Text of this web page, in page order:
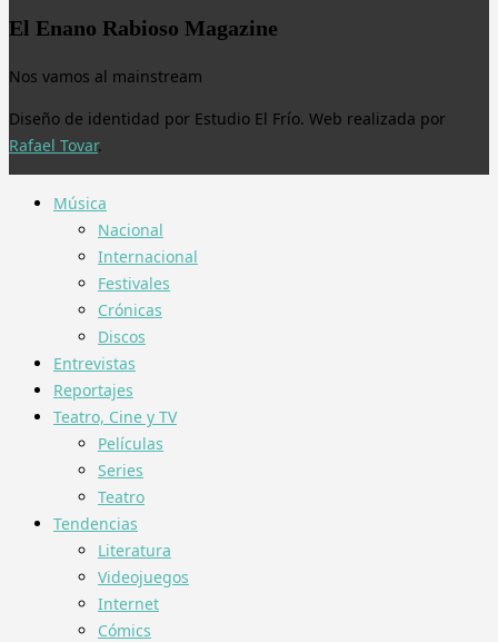
El Enano Rabioso Magazine
Nos vamos al mainstream
Diseño de identidad por Estudio El Frío. Web realizada por
Rafael Tovar.
Música
Nacional
Internacional
Festivales
Crónicas
Discos
Entrevistas
Reportajes
Teatro, Cine y TV
Películas
Series
Teatro
Tendencias
Literatura
Videojuegos
Internet
Cómics